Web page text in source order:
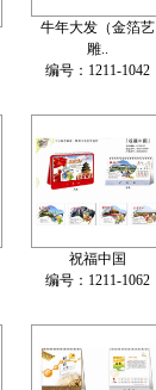
牛年大发（金箔艺
雕..
编号：1211-1042
祝福中国
编号：1211-1062